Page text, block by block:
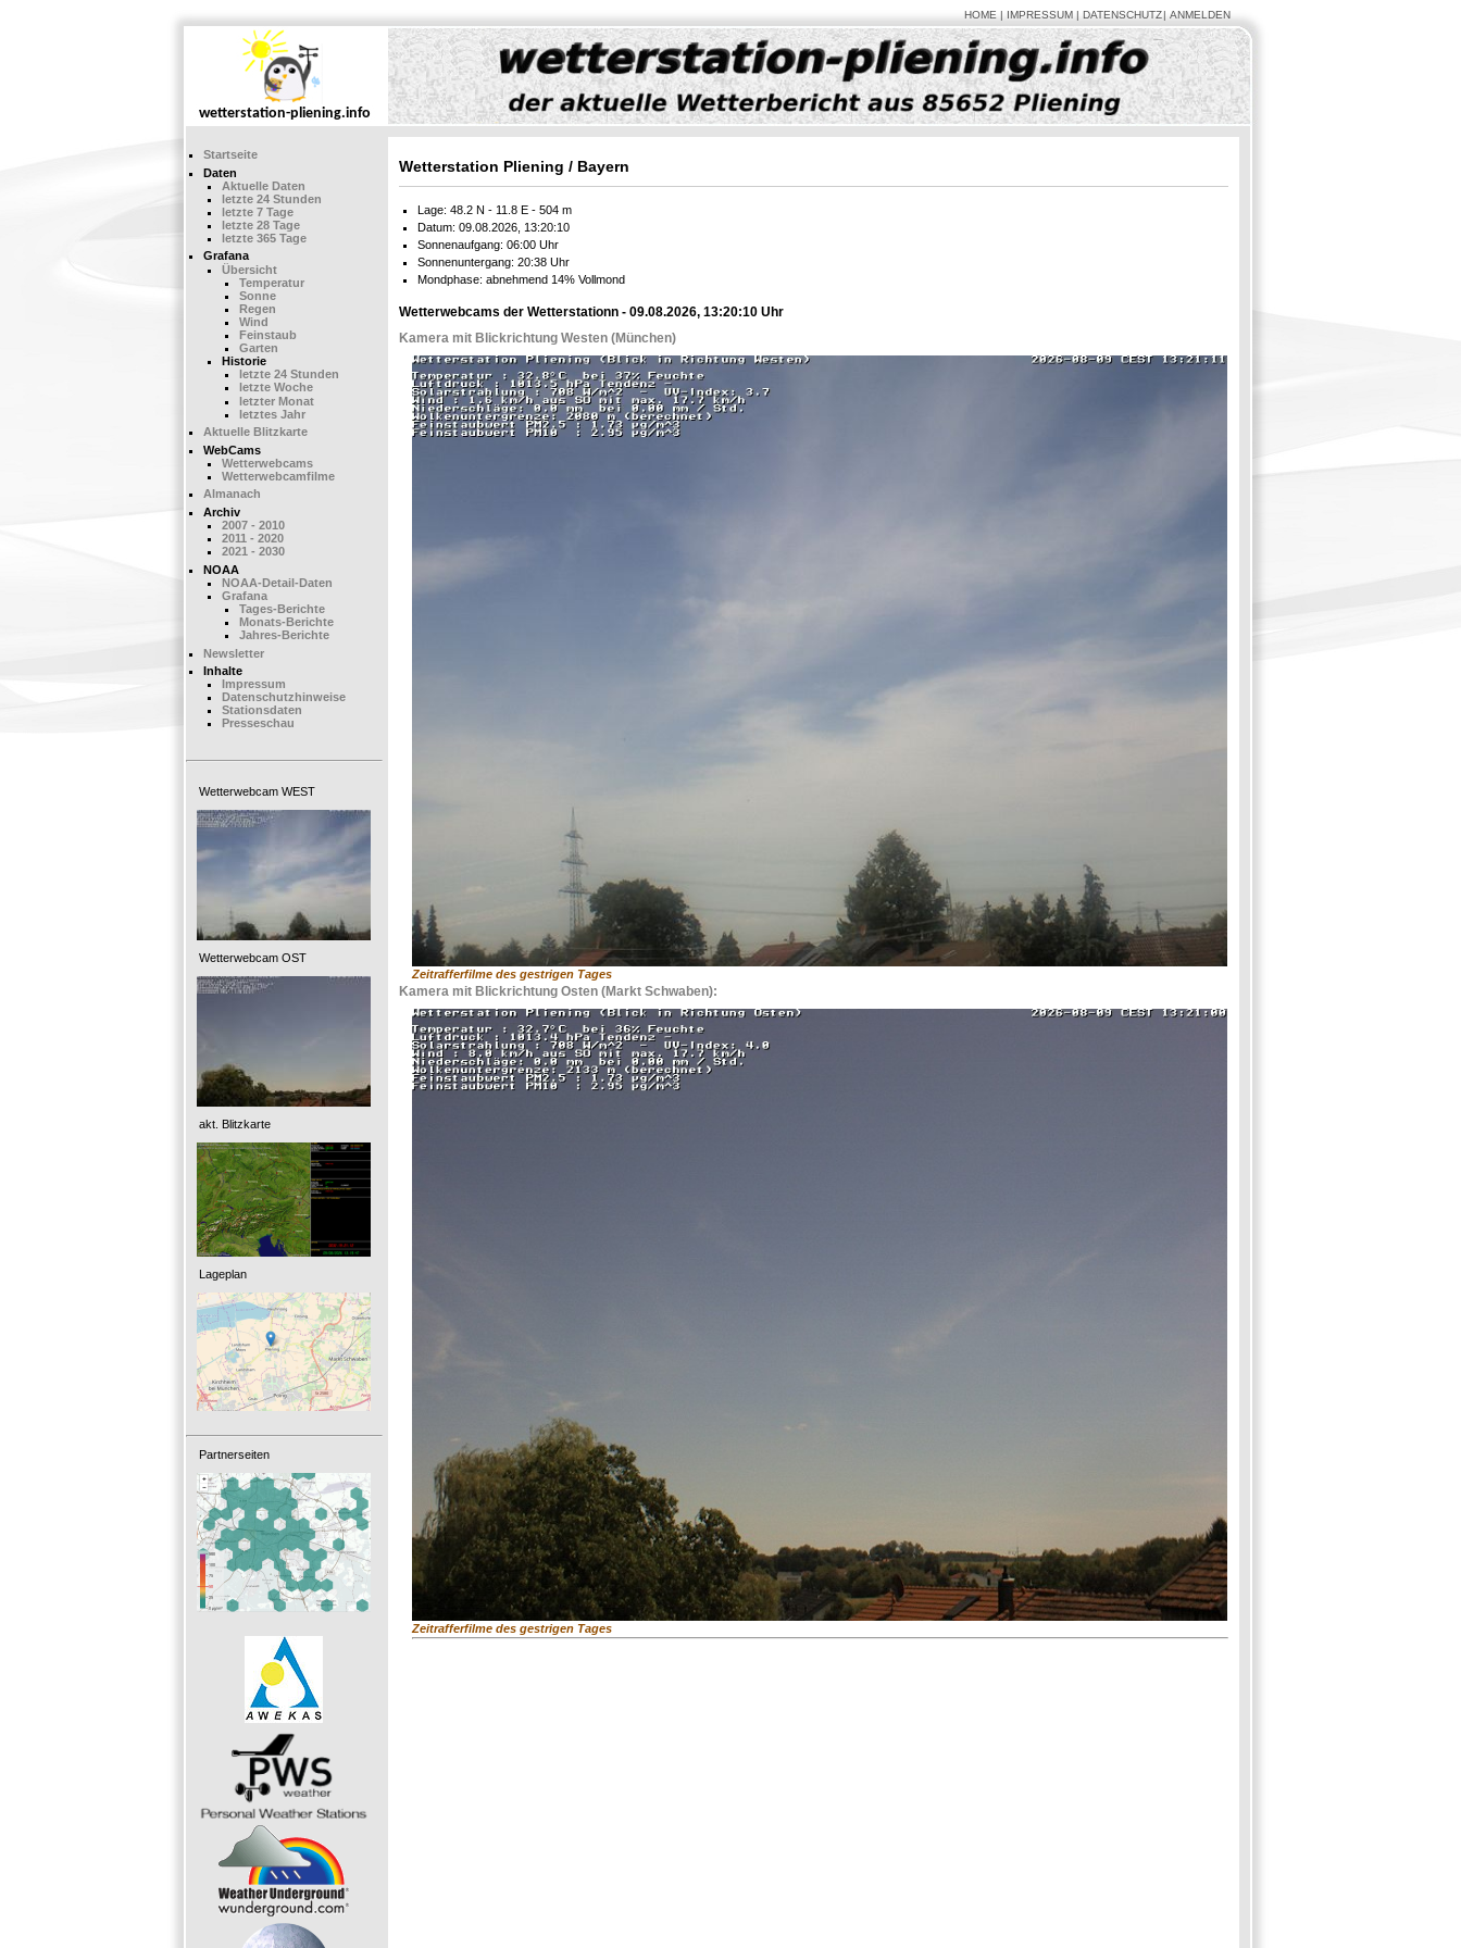
HOME IMPRESSUM DATENSCHUTZ ANMELDEN
Startseite
Daten
Aktuelle Daten
letzte 24 Stunden
letzte 7 Tage
letzte 28 Tage
letzte 365 Tage
Grafana
Übersicht
Temperatur
Sonne
Regen
Wind
Feinstaub
Garten
Historie
letzte 24 Stunden
letzte Woche
letzter Monat
letztes Jahr
Aktuelle Blitzkarte
WebCams
Wetterwebcams
Wetterwebcamfilme
Almanach
Archiv
2007 - 2010
2011 - 2020
2021 - 2030
NOAA
NOAA-Detail-Daten
Grafana
Tages-Berichte
Monats-Berichte
Jahres-Berichte
Newsletter
Inhalte
Impressum
Datenschutzhinweise
Stationsdaten
Presseschau
Wetterwebcam WEST
Wetterwebcam OST
akt. Blitzkarte
Lageplan
Partnerseiten
Wetterstation Pliening / Bayern
Lage: 48.2 N - 11.8 E - 504 m
Datum: 09.08.2026, 13:20:10
Sonnenaufgang: 06:00 Uhr
Sonnenuntergang: 20:38 Uhr
Mondphase: abnehmend 14% Vollmond
Wetterwebcams der Wetterstationn - 09.08.2026, 13:20:10 Uhr
Kamera mit Blickrichtung Westen (München)
Zeitrafferfilme des gestrigen Tages
Kamera mit Blickrichtung Osten (Markt Schwaben):
Zeitrafferfilme des gestrigen Tages